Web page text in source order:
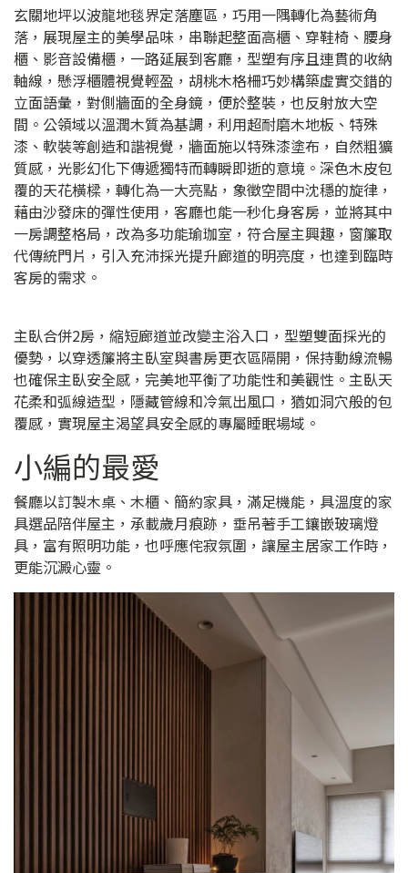
玄關地坪以波龍地毯界定落塵區，巧用一隅轉化為藝術角
落，展現屋主的美學品味，串聯起整面高櫃、穿鞋椅、腰身
櫃、影音設備櫃，一路延展到客廳，型塑有序且連貫的收納
軸線，懸浮櫃體視覺輕盈，胡桃木格柵巧妙構築虛實交錯的
立面語彙，對側牆面的全身鏡，便於整裝，也反射放大空
間。公領域以溫潤木質為基調，利用超耐磨木地板、特殊
漆、軟裝等創造和諧視覺，牆面施以特殊漆塗布，自然粗獷
質感，光影幻化下傳遞獨特而轉瞬即逝的意境。深色木皮包
覆的天花橫樑，轉化為一大亮點，象徵空間中沈穩的旋律，
藉由沙發床的彈性使用，客廳也能一秒化身客房，並將其中
一房調整格局，改為多功能瑜珈室，符合屋主興趣，窗簾取
代傳統門片，引入充沛採光提升廊道的明亮度，也達到臨時
客房的需求。
主臥合併2房，縮短廊道並改變主浴入口，型塑雙面採光的
優勢，以穿透簾將主臥室與書房更衣區隔開，保持動線流暢
也確保主臥安全感，完美地平衡了功能性和美觀性。主臥天
花柔和弧線造型，隱藏管線和冷氣出風口，猶如洞穴般的包
覆感，實現屋主渴望具安全感的專屬睡眠場域。
小編的最愛
餐廳以訂製木桌、木櫃、簡約家具，滿足機能，具溫度的家
具選品陪伴屋主，承載歲月痕跡，垂吊著手工鑲嵌玻璃燈
具，富有照明功能，也呼應侘寂氛圍，讓屋主居家工作時，
更能沉澱心靈。